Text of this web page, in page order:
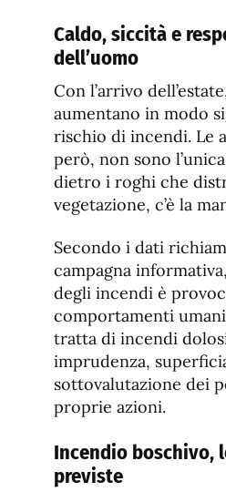
Caldo, siccità e
dell’uomo
Con l’arrivo
aumentano in modo
rischio di incendi. Le
però, non sono l’unica
dietro i roghi che
vegetazione, c’è la
Secondo i dati
campagna
degli incendi è
comportamenti
tratta di incendi
imprudenza,
sottovalutazione dei
proprie azioni.
Incendio boschivo,
previste